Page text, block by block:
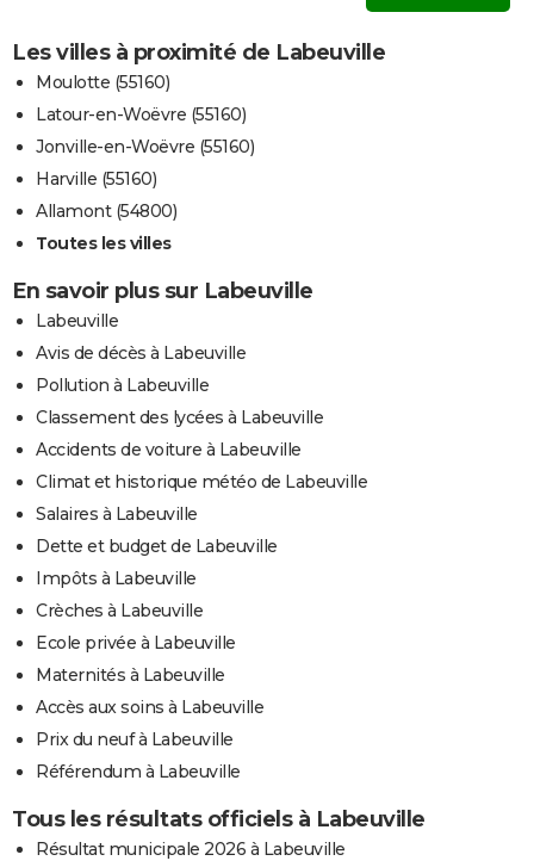
Les villes à proximité de Labeuville
Moulotte (55160)
Latour-en-Woëvre (55160)
Jonville-en-Woëvre (55160)
Harville (55160)
Allamont (54800)
Toutes les villes
En savoir plus sur Labeuville
Labeuville
Avis de décès à Labeuville
Pollution à Labeuville
Classement des lycées à Labeuville
Accidents de voiture à Labeuville
Climat et historique météo de Labeuville
Salaires à Labeuville
Dette et budget de Labeuville
Impôts à Labeuville
Crèches à Labeuville
Ecole privée à Labeuville
Maternités à Labeuville
Accès aux soins à Labeuville
Prix du neuf à Labeuville
Référendum à Labeuville
Tous les résultats officiels à Labeuville
Résultat municipale 2026 à Labeuville